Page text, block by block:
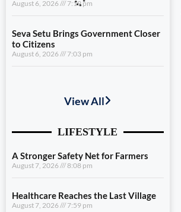
August 6, 2026 7:19 pm
Seva Setu Brings Government Closer
to Citizens
August 6, 2026 7:03 pm
August 7, 2026 7:59 pm
Dhami and NCC Chief Discuss
August 6, 2026 7:59 pm